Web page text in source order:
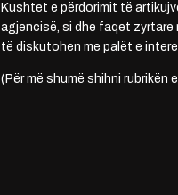
Kushtet e përdorimit të
agjencisë, si dhe faqet zyrtare
të diskutohen me palët e
(Për më shumë shihni rubrikën